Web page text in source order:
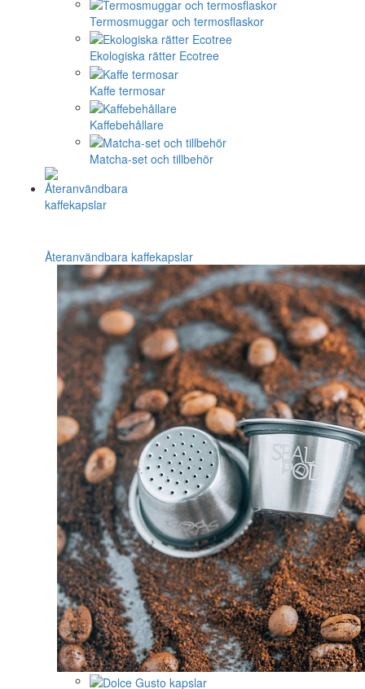
Termosmuggar och termosflaskor
Ekologiska rätter Ecotree
Kaffe termosar
Kaffebehållare
Matcha-set och tillbehör
Återanvändbara kaffekapslar